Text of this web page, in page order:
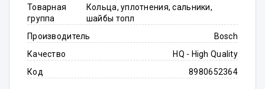
Товарная
группа
Кольца, уплотнения, сальники,
шайбы топл
Производитель
Bosch
Качество
HQ - High Quality
Код
8980652364